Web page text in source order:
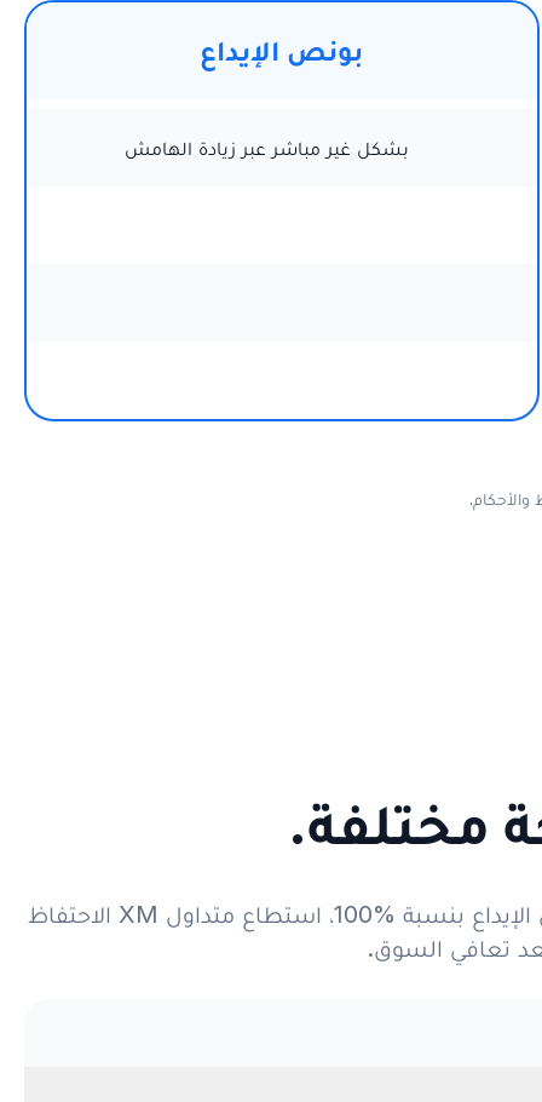
بونص الإيداع
بشكل غير مباشر عبر زيادة الهامش
مختلفة.
أودع متداولان 100$ لكل منهما وافتتحا الصفقة نفسها على الذهب. ومع الهامش الإضافي الناتج عن بونص الإيداع بنسبة %100، استطاع متداول XM الاحتفاظ
تعافي السوق.